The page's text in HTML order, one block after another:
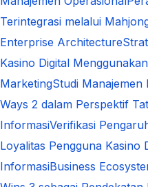
Terintegrasi melalui
Enterprise Architecture
Kasino Digital
MarketingStudi Manajemen
Ways 2 dalam Perspektif
InformasiVerifikasi
Loyalitas Pengguna Kasino
InformasiBusiness